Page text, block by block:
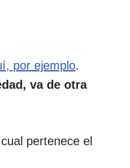
por ejemplo.
va de otra
pertenece el